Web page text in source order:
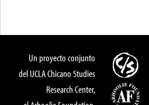
Un proyecto conjunto
del UCLA Chicano Studies
Research Center,